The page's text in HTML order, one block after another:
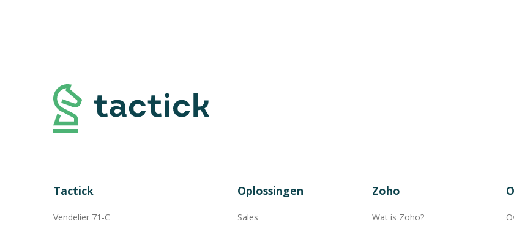
Tactick
Vendelier 71-C
Oplossingen
Sales
Zoho
Wat is Zoho?